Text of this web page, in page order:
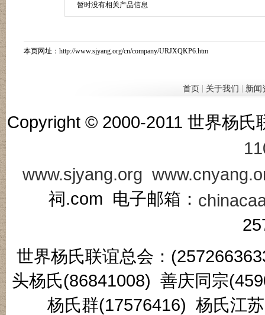
暂时没有相关产品信息
本页网址： http://www.sjyang.org/cn/company/URJXQKP6.htm
首页| 关于我们 新闻
Copyright © 2000-2011 世界杨
www.sjyang.org
祠.com 电子邮箱：
世界杨氏联谊总会：
头杨氏(86841008) 善庆同宗
杨氏群(17576416) 杨氏江